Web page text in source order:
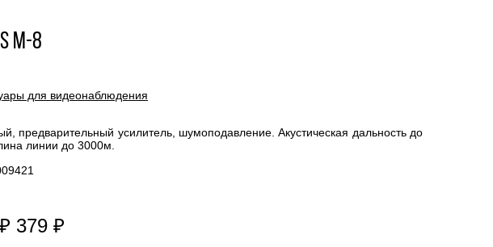
M-8
для видеонаблюдения
предварительный усилитель, шумоподавление. Акустическая дальность до
линии до 3000м.
379 ₽